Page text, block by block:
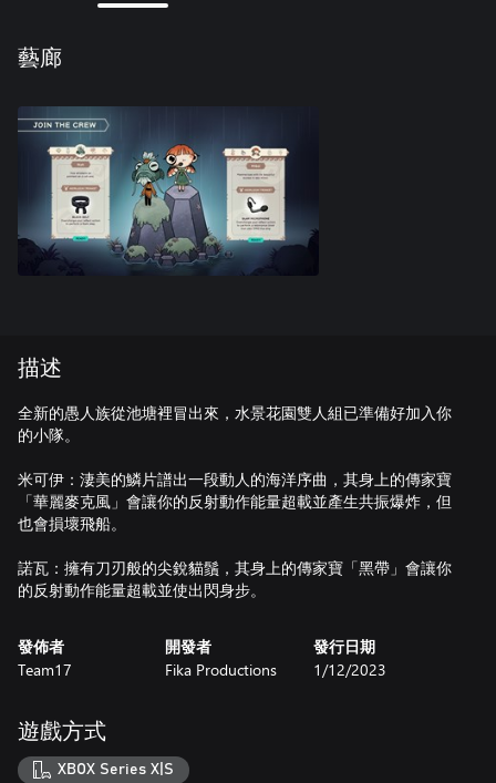
藝廊
描述
全新的愚人族從池塘裡冒出來，水景花園雙人組已準備好加入你
的小隊。
米可伊：淒美的鱗片譜出一段動人的海洋序曲，其身上的傳家寶
「華麗麥克風」會讓你的反射動作能量超載並產生共振爆炸，但
也會損壞飛船。
諾瓦：擁有刀刃般的尖銳貓鬚，其身上的傳家寶「黑帶」會讓你
的反射動作能量超載並使出閃身步。
發佈者
Team17
開發者
Fika Productions
發行日期
1/12/2023
遊戲方式
XBOX Series X|S